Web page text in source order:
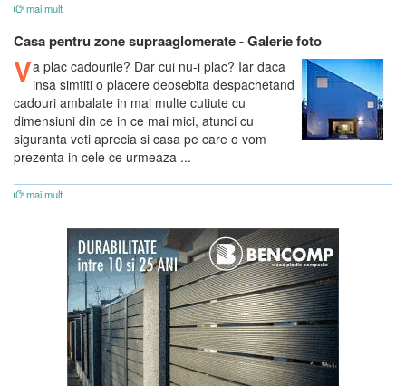
mai mult
Casa pentru zone supraaglomerate - Galerie foto
Va plac cadourile? Dar cui nu-i plac? Iar daca
insa simtiti o placere deosebita despachetand
cadouri ambalate in mai multe cutiute cu
dimensiuni din ce in ce mai mici, atunci cu
siguranta veti aprecia si casa pe care o vom
prezenta in cele ce urmeaza ...
mai mult